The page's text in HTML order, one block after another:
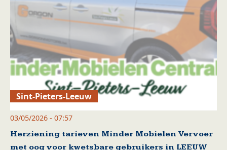
Sint-Pieters-Leeuw
03/05/2026 - 07:57
Herziening tarieven Minder Mobielen Vervoer
met oog voor kwetsbare gebruikers in LEEUW